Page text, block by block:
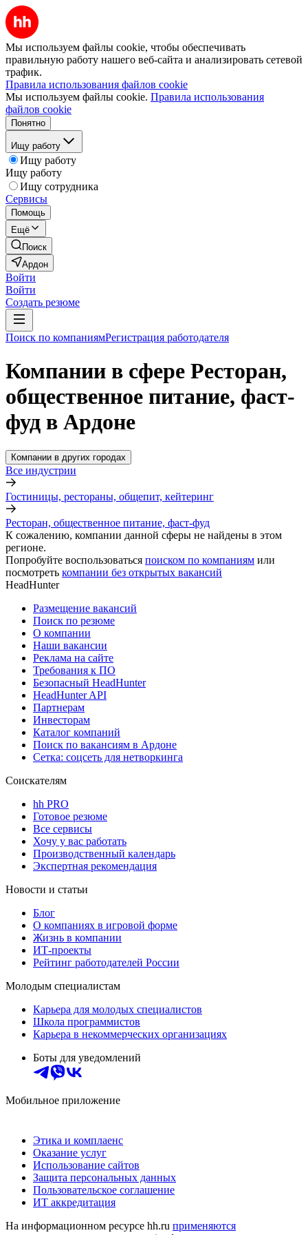
Мы используем файлы cookie, чтобы обеспечивать
правильную работу нашего веб-сайта и анализировать сетевой
трафик.
Правила использования файлов cookie
Мы используем файлы cookie. Правила использования
файлов cookie
Понятно
Ищу работу
Ищу работу
Ищу работу
Ищу сотрудника
Сервисы
Помощь
Ещё
Поиск
Ардон
Войти
Войти
Создать резюме
Поиск по компаниямРегистрация работодателя
Компании в сфере Ресторан,
общественное питание, фаст-
фуд в Ардоне
Компании в других городах
Все индустрии
Гостиницы, рестораны, общепит, кейтеринг
Ресторан, общественное питание, фаст-фуд
К сожалению, компании данной сферы не найдены в этом
регионе.
Попробуйте воспользоваться поиском по компаниям или
посмотреть компании без открытых вакансий
HeadHunter
Размещение вакансий
Поиск по резюме
О компании
Наши вакансии
Реклама на сайте
Требования к ПО
Безопасный HeadHunter
HeadHunter API
Партнерам
Инвесторам
Каталог компаний
Поиск по вакансиям в Ардоне
Сетка: соцсеть для нетворкинга
Соискателям
hh PRO
Готовое резюме
Все сервисы
Хочу у вас работать
Производственный календарь
Экспертная рекомендация
Новости и статьи
Блог
О компаниях в игровой форме
Жизнь в компании
ИТ-проекты
Рейтинг работодателей России
Молодым специалистам
Карьера для молодых специалистов
Школа программистов
Карьера в некоммерческих организациях
Боты для уведомлений
Мобильное приложение
Этика и комплаенс
Оказание услуг
Использование сайтов
Защита персональных данных
Пользовательское соглашение
ИТ аккредитация
На информационном ресурсе hh.ru применяются